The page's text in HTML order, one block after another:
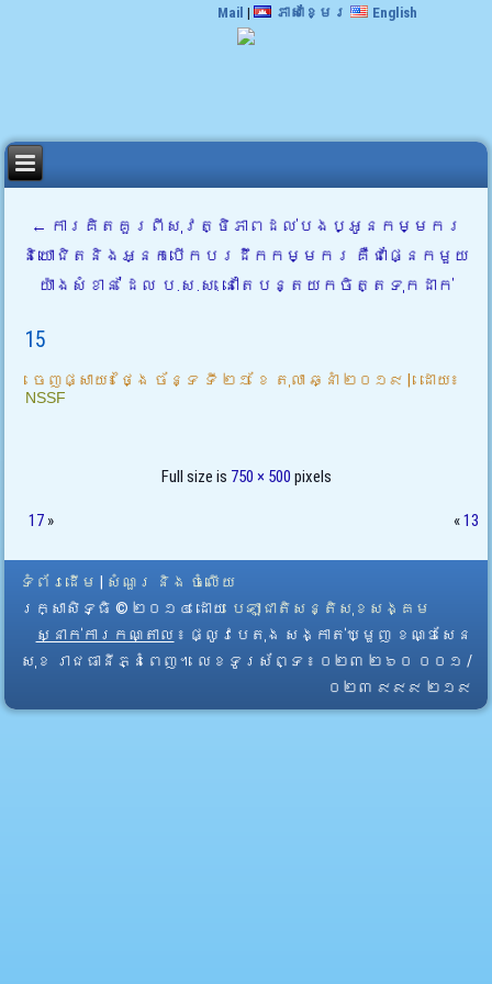
Mail | ភាសាខ្មែរ English
← ការគិតគួរពីសុវត្ថិភាពដល់បងប្អូនកម្មករ
និយោជិតនិងអ្នកបើកបរដឹកកម្មករ គឺជាផ្នែកមួយ
យ៉ាងសំខាន់ ដែល ប.ស.ស. នៅតែបន្តយកចិត្តទុកដាក់
15
ចេញផ្សាយ៖ ថ្ងៃ ច័ន្ទ ទី ២១ ខែ តុលា ឆ្នាំ ២០១៩ | ដោយ៖
NSSF
Full size is 750 × 500 pixels
17 » «13
ទំព័រដើម
សំណួរ និង ចំលើយ
រក្សាសិទ្ធិ © ២០១៤ ដោយ​ បេឡាជាតិសន្តិសុខសង្គម
ស្នាក់ការកណ្តាល ៖ ផ្លូវបេតុង សង្កាត់ឃ្មួញ ខណ្ឌសែន
សុខ រាជធានីភ្នំពេញ។ លេខទូរស័ព្ទ ៖ ០២៣ ២៦០ ០០១ /
០២៣ ៩៩៩ ២១៩